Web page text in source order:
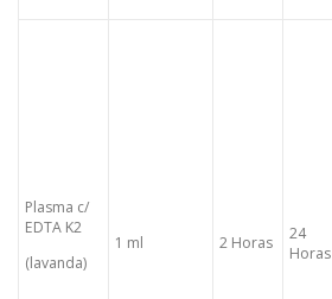
Plasma c/
EDTA K2
(lavanda)
1 ml 2 Horas
24
Horas